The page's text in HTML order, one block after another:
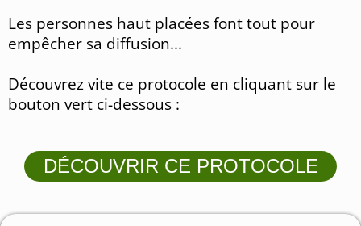
Les personnes haut placées font tout pour
empêcher sa diffusion...
Découvrez vite ce protocole en cliquant sur le
bouton vert ci-dessous :
DÉCOUVRIR CE PROTOCOLE